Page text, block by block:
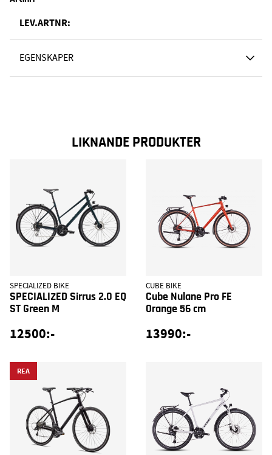
LEV.ARTNR:
EGENSKAPER
LIKNANDE PRODUKTER
SPECIALIZED BIKE
SPECIALIZED Sirrus 2.0 EQ
ST Green M
12500:-
CUBE BIKE
Cube Nulane Pro FE
Orange 56 cm
13990:-
REA